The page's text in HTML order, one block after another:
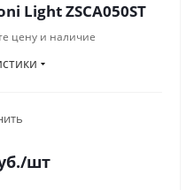
Light ZSCA050ST
цену и наличие
/шт